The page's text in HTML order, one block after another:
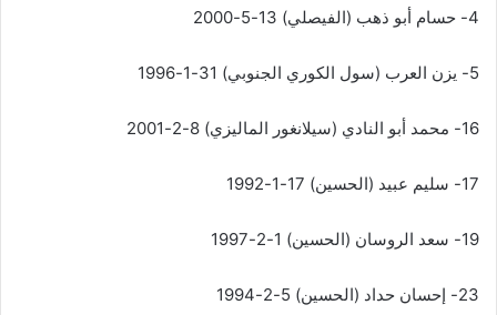
4- حسام أبو ذهب (الفيصلي) 13-5-2000
5- يزن العرب (سول الكوري الجنوبي) 31-1-1996
16- محمد أبو النادي (سيلانغور الماليزي) 8-2-2001
17- سليم عبيد (الحسين) 17-1-1992
19- سعد الروسان (الحسين) 1-2-1997
23- إحسان حداد (الحسين) 5-2-1994